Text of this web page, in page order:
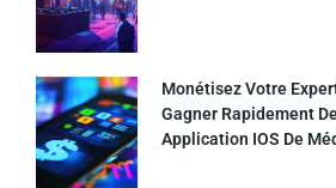
Monétisez Votre
Gagner Rapidement
Application IOS De